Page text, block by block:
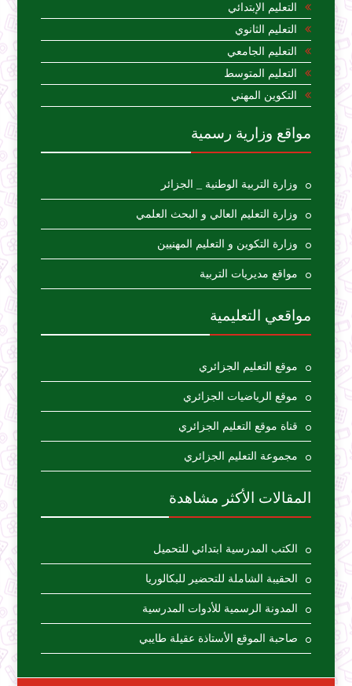
التعليم الإبتدائي
التعليم الثانوي
التعليم الجامعي
التعليم المتوسط
التكوين المهني
مواقع وزارية رسمية
وزارة التربية الوطنية _ الجزائر
وزارة التعليم العالي و البحث العلمي
وزارة التكوين و التعليم المهنيين
مواقع مديريات التربية
مواقعي التعليمية
موقع التعليم الجزائري
موقع الرياضيات الجزائري
قناة موقع التعليم الجزائري
مجموعة التعليم الجزائري
المقالات الأكثر مشاهدة
الكتب المدرسية ابتدائي للتحميل
الحقيبة الشاملة للتحضير للبكالوريا
المدونة الرسمية للأدوات المدرسية
صاحبة الموقع الأستاذة عقيلة طايبي